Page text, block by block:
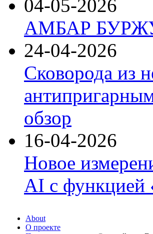
04-05-2026
АМБАР
24-04-2026
Сковорода из
обзор
16-04-2026
Новое
AI с функцией
About
О проекте